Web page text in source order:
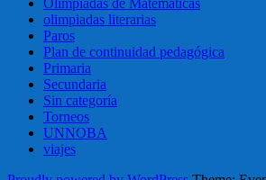
olimpiadas literarias
Paros
Plan de continuidad pedagógica
Primaria
Secundaria
Sin categoría
Torneos
UNNOBA
viajes